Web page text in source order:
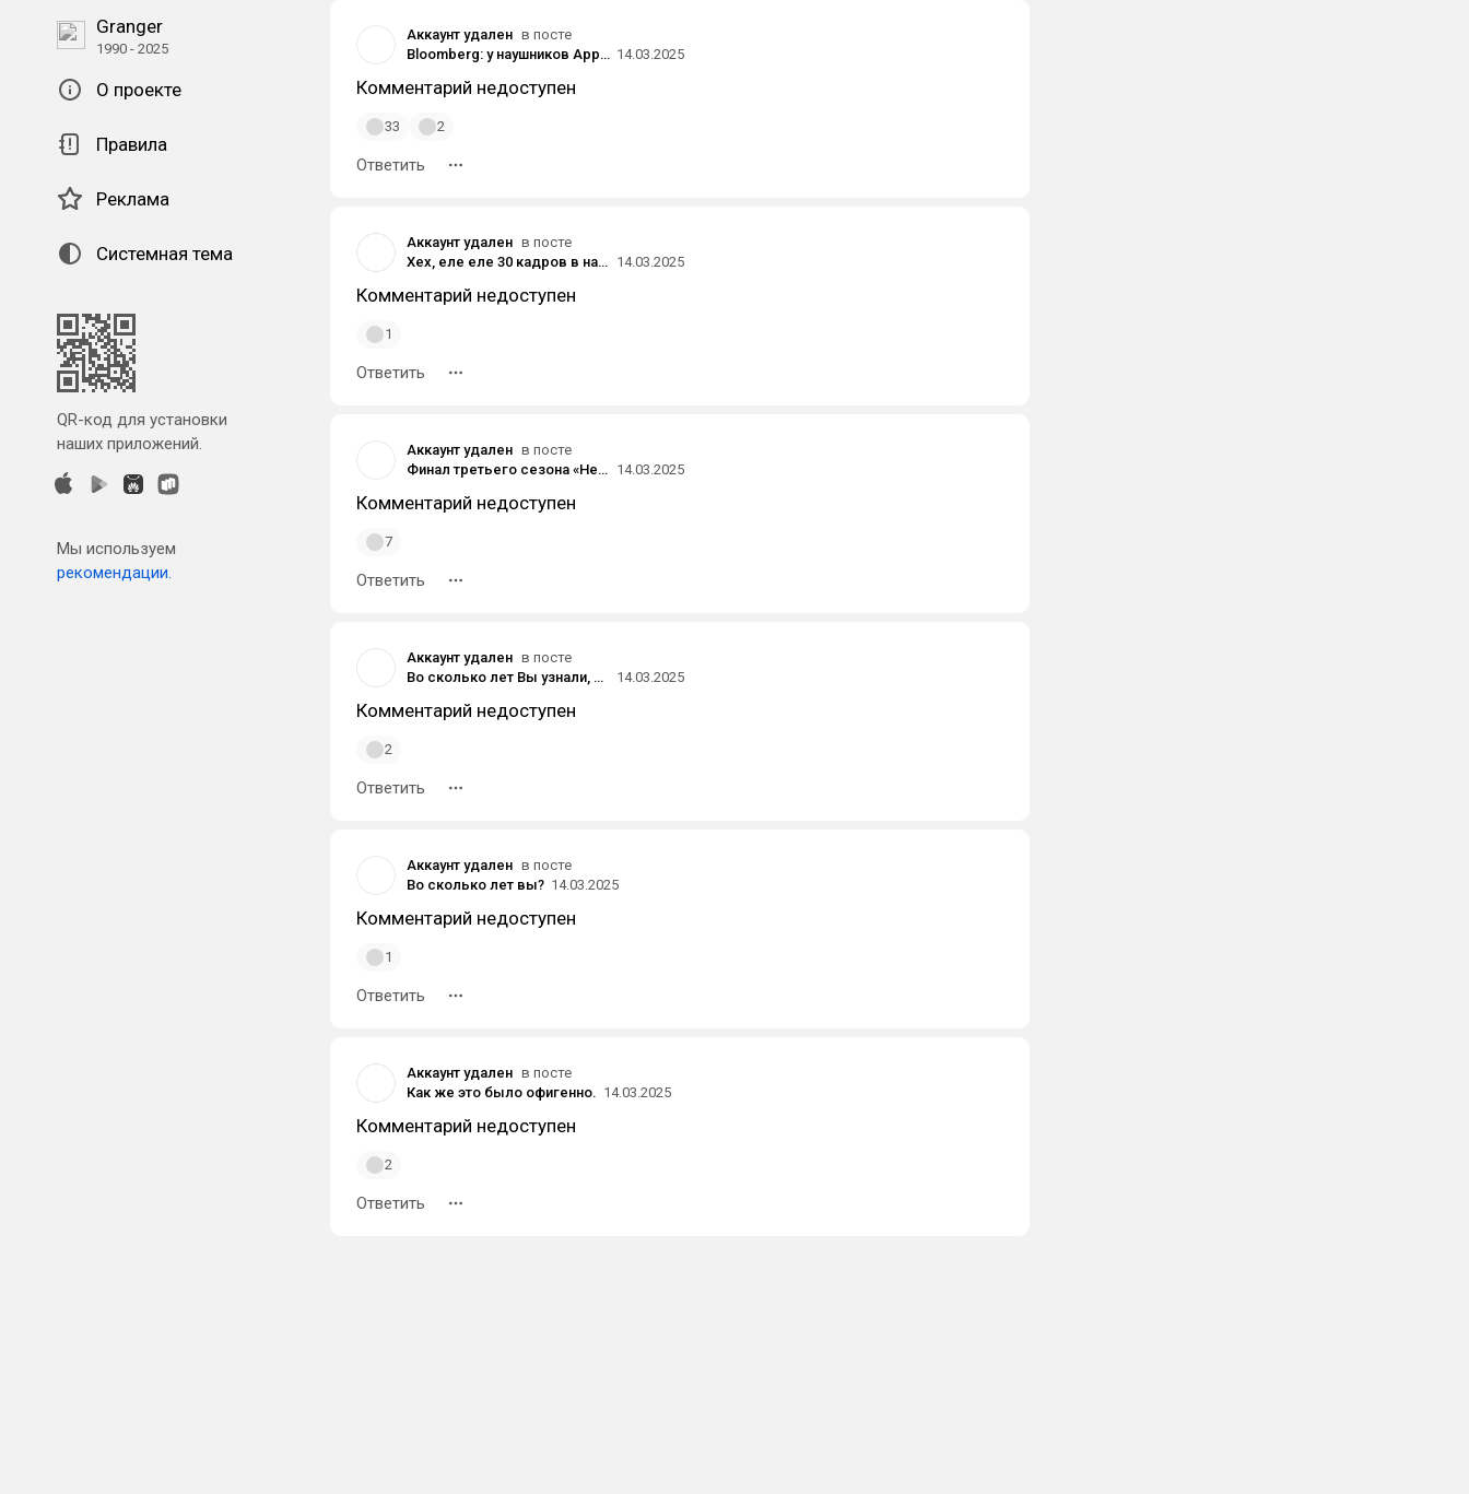
Granger
1990 - 2025
О проекте
Правила
Реклама
Системная тема
QR-код для установки
наших приложений.
Мы используем
рекомендации.
Аккаунт удален в посте
Bloomberg: у наушников Apple AirPods появится функция синхронного перевода 14.03.2025
Комментарий недоступен
33 2
Ответить
Аккаунт удален в посте
Хех, еле еле 30 кадров в нативе с rtx в HL2 14.03.2025
Комментарий недоступен
1
Ответить
Аккаунт удален в посте
Финал третьего сезона «Неуязвимого» получил 9,9 балла на IMDb — он вошёл в топ-15 лучших эпизодов по версии пользователей сервиса 14.03.2025
Комментарий недоступен
7
Ответить
Аккаунт удален в посте
Во сколько лет Вы узнали, что это один и тот же сайт ? 🙃 🍺
14.03.2025
Комментарий недоступен
2
Ответить
Аккаунт удален в посте
Во сколько лет вы? 14.03.2025
Комментарий недоступен
1
Ответить
Аккаунт удален в посте
Как же это было офигенно. 14.03.2025
Комментарий недоступен
2
Ответить